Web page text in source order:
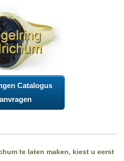
Catalogus
te laten maken, kiest u eerst